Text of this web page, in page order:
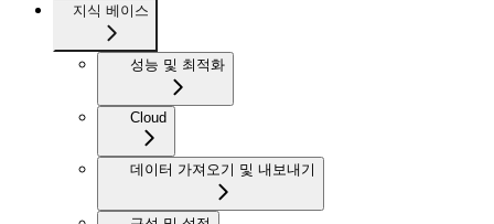
지식 베이스
성능 및 최적화
Cloud
데이터 가져오기 및 내보내기